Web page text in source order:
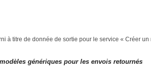
à titre de donnée de sortie pour le service « Créer un
génériques pour les envois retournés